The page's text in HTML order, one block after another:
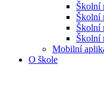
Školní
Školní
Školní
Školní
Mobilní
O škole